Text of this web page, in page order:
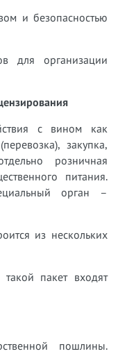
и безопасностью
для организации
с вином как
закупка,
розничная
питания.
орган –
из нескольких
пакет входят
пошлины.